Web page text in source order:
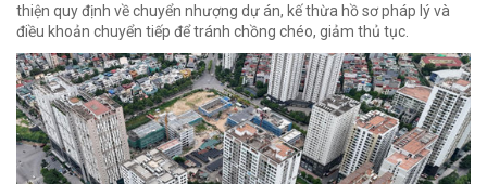
thiện quy định về chuyển nhượng dự án, kế thừa hồ sơ pháp lý và
điều khoản chuyển tiếp để tránh chồng chéo, giảm thủ tục.